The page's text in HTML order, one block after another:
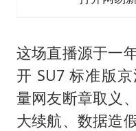
这场直播源于一
开 SU7 标准版
量网友断章取义
大续航、数据造